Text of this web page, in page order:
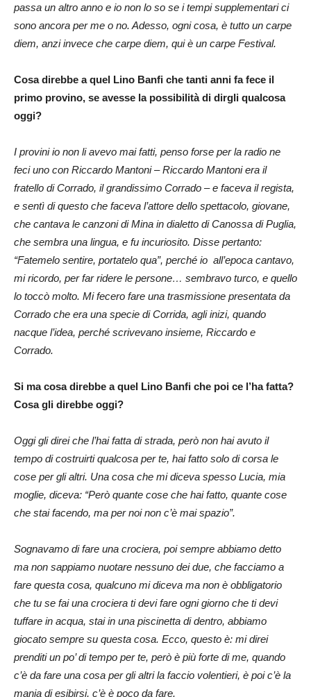
passa un altro anno e io non lo so se i tempi supplementari ci
sono ancora per me o no. Adesso, ogni cosa, è tutto un carpe
diem, anzi invece che carpe diem, qui è un carpe Festival.
Cosa direbbe a quel Lino Banfi che tanti anni fa fece il
primo provino, se avesse la possibilità di dirgli qualcosa
oggi?
I provini io non li avevo mai fatti, penso forse per la radio ne
feci uno con Riccardo Mantoni – Riccardo Mantoni era il
fratello di Corrado, il grandissimo Corrado – e faceva il regista,
e sentì di questo che faceva l’attore dello spettacolo, giovane,
che cantava le canzoni di Mina in dialetto di Canossa di Puglia,
che sembra una lingua, e fu incuriosito. Disse pertanto:
“Fatemelo sentire, portatelo qua”, perché io all’epoca cantavo,
mi ricordo, per far ridere le persone… sembravo turco, e quello
lo toccò molto. Mi fecero fare una trasmissione presentata da
Corrado che era una specie di Corrida, agli inizi, quando
nacque l’idea, perché scrivevano insieme, Riccardo e
Corrado.
Si ma cosa direbbe a quel Lino Banfi che poi ce l’ha fatta?
Cosa gli direbbe oggi?
Oggi gli direi che l’hai fatta di strada, però non hai avuto il
tempo di costruirti qualcosa per te, hai fatto solo di corsa le
cose per gli altri. Una cosa che mi diceva spesso Lucia, mia
moglie, diceva: “Però quante cose che hai fatto, quante cose
che stai facendo, ma per noi non c’è mai spazio”.
Sognavamo di fare una crociera, poi sempre abbiamo detto
ma non sappiamo nuotare nessuno dei due, che facciamo a
fare questa cosa, qualcuno mi diceva ma non è obbligatorio
che tu se fai una crociera ti devi fare ogni giorno che ti devi
tuffare in acqua, stai in una piscinetta di dentro, abbiamo
giocato sempre su questa cosa. Ecco, questo è: mi direi
prenditi un po’ di tempo per te, però è più forte di me, quando
c’è da fare una cosa per gli altri la faccio volentieri, è poi c’è la
mania di esibirsi, c’è è poco da fare.